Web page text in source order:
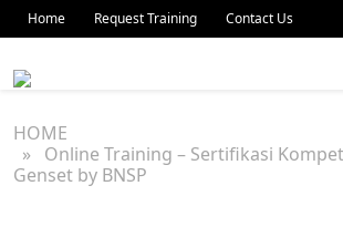
Home Request Training Contact Us
HOME
» Online Training – Sertifikasi
Genset by BNSP